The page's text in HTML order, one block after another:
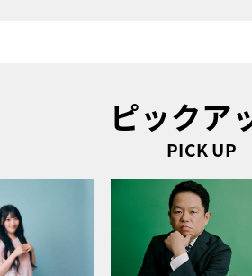
ピックア
PICK UP